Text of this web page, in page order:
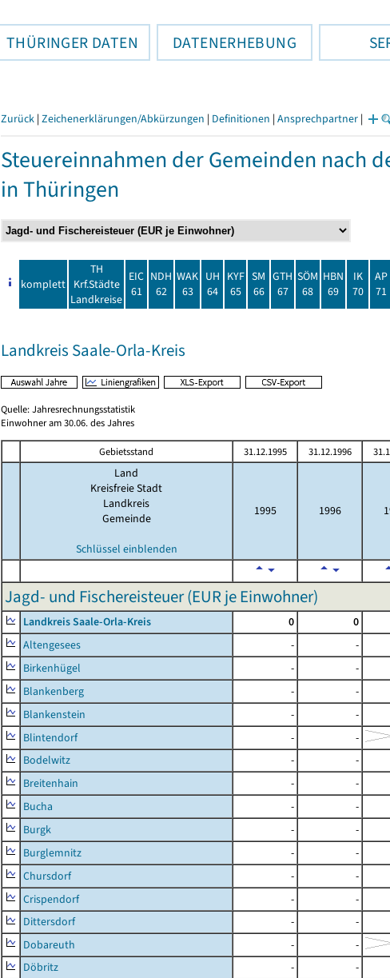
THÜRINGER DATEN DATENERHEBUNG
Zurück | Zeichenerklärungen/Abkürzungen | Definitionen | Ansprechpartner |
Steuereinnahmen der Gemeinden nach
in Thüringen
komplett
TH
Krf.Städte
Landkreise
EIC
61
NDH
62
WAK
63
UH
64
KYF
65
SM
66
GTH
67
SÖM
68
HBN
69
IK
70
AP
71
Landkreis Saale-Orla-Kreis
Quelle: Jahresrechnungsstatistik
Einwohner am 30.06. des Jahres
Gebietsstand 31.12.1995 31.12.1996
Land
Kreisfreie Stadt
Landkreis
Gemeinde
Schlüssel einblenden
1995 1996
Jagd- und Fischereisteuer (EUR je Einwohner)
Landkreis Saale-Orla-Kreis 0 0
Altengesees
- -
Birkenhügel
- -
Blankenberg
- -
Blankenstein
- -
Blintendorf
-
-
Bodelwitz
- -
Breitenhain
- -
Bucha
- -
Burgk
- -
Burglemnitz
- -
Chursdorf
- -
Crispendorf
- -
Dittersdorf
- -
Dobareuth
-
-
Döbritz
- -